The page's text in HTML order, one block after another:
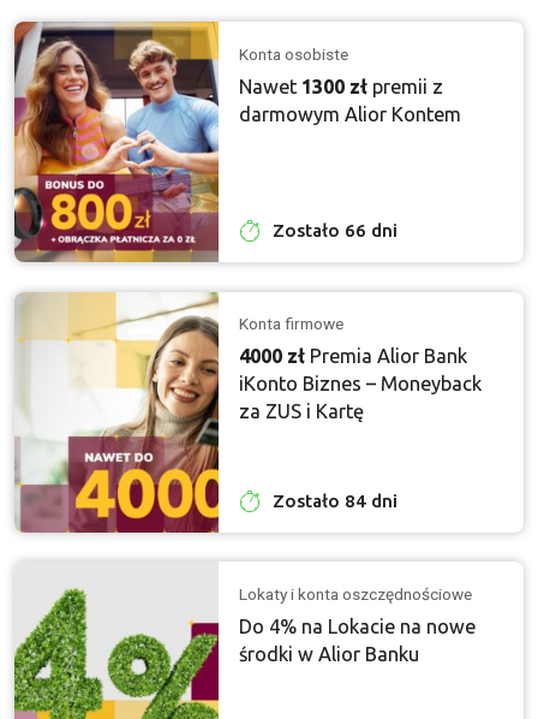
Konta osobiste
Nawet 1300 zł premii z
darmowym Alior Kontem
Zostało 66 dni
Konta firmowe
4000 zł Premia Alior Bank
iKonto Biznes – Moneyback
za ZUS i Kartę
Zostało 84 dni
Lokaty i konta oszczędnościowe
Do 4% na Lokacie na nowe
środki w Alior Banku